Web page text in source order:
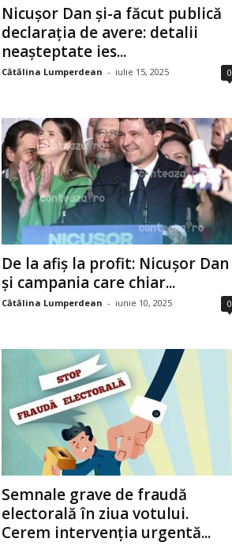
Nicușor Dan și-a făcut publică
declarația de avere: detalii
neașteptate ies...
Cătălina Lumperdean - iulie 15, 2025 0
De la afiș la profit: Nicușor Dan
și campania care chiar...
Cătălina Lumperdean - iunie 10, 2025 0
Semnale grave de fraudă
electorală în ziua votului.
Cerem intervenția urgentă...